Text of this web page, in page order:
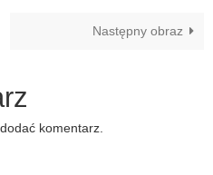
Następny obraz
komentarz.